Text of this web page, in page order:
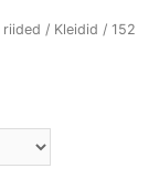
riided / Kleidid / 152